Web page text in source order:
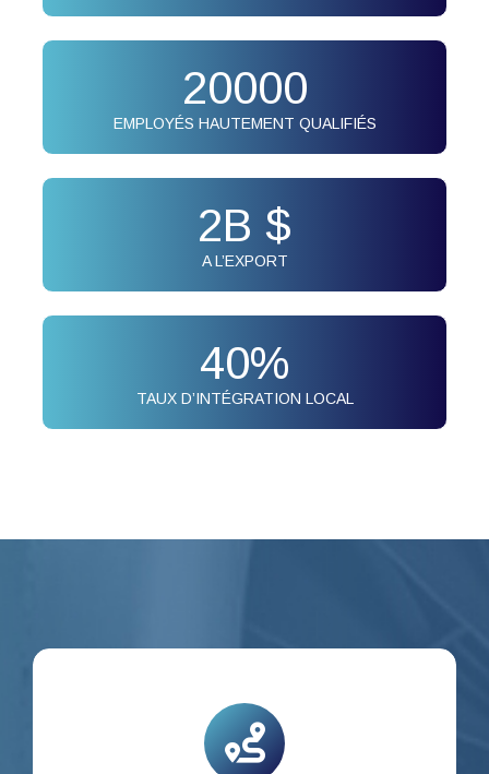
20000
EMPLOYÉS HAUTEMENT QUALIFIÉS
2B $
A L’EXPORT
40%
TAUX D’INTÉGRATION LOCAL